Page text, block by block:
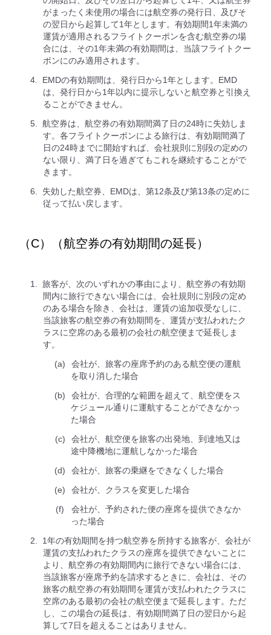
がまったく未使用の場合には航空券の発行日、及びそ
の翌日から起算して1年とします。有効期間1年未満の
運賃が適用されるフライトクーポンを含む航空券の場
合には、その1年未満の有効期間は、当該フライトクー
ポンにのみ適用されます。
EMDの有効期間は、発行日から1年とします。EMD
は、発行日から1年以内に提示しないと航空券と引換え
ることができません。
航空券は、航空券の有効期間満了日の24時に失効しま
す。各フライトクーポンによる旅行は、有効期間満了
日の24時までに開始すれば、会社規則に別段の定めの
ない限り、満了日を過ぎてもこれを継続することがで
きます。
失効した航空券、EMDは、第12条及び第13条の定めに
従って払い戻します。
（C）（航空券の有効期間の延長）
旅客が、次のいずれかの事由により、航空券の有効期
間内に旅行できない場合には、会社規則に別段の定め
のある場合を除き、会社は、運賃の追加収受なしに、
当該旅客の航空券の有効期間を、運賃が支払われたク
ラスに空席のある最初の会社の航空便まで延⻑しま
す。
会社が、旅客の座席予約のある航空便の運航
を取り消した場合
会社が、合理的な範囲を超えて、航空便をス
ケジュール通りに運航することができなかっ
た場合
会社が、航空便を旅客の出発地、到達地又は
途中降機地に運航しなかった場合
会社が、旅客の乗継をできなくした場合
会社が、クラスを変更した場合
会社が、予約された便の座席を提供できなか
った場合
1年の有効期間を持つ航空券を所持する旅客が、会社が
運賃の支払われたクラスの座席を提供できないことに
より、航空券の有効期間内に旅行できない場合には、
当該旅客が座席予約を請求するときに、会社は、その
旅客の航空券の有効期間を運賃が支払われたクラスに
空席のある最初の会社の航空便まで延⻑します。ただ
し、この場合の延⻑は、有効期間満了日の翌日から起
算して7日を超えることはありません。